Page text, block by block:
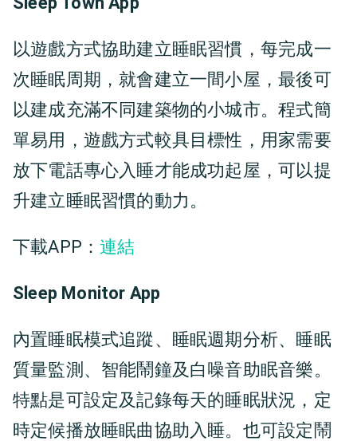
以遊戲方式協助建立睡眠習慣，每完成一
次睡眠周期，就會建立一間小屋，最後可
以建成充滿不同建築物的小城市。程式簡
單易用，遊戲方式較具目標性，用家需要
放下電話專心入睡才能成功起屋，可以提
升建立睡眠習慣的動力。
下載APP：連結
Sleep Monitor App
內置睡眠模式追蹤、睡眠週期分析、睡眠
質量監測、智能鬧鐘及白噪音助眠音樂。
特點是可設定及記錄每天的睡眠狀況，定
時定候播放睡眠曲協助入睡。也可設定鬧